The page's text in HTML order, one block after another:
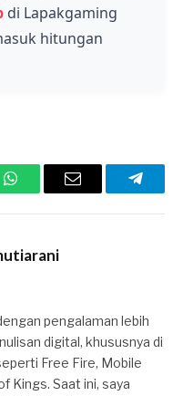
terjangkau.
di Lapakgaming
hitungan
WhatsAppEmail
pengalaman lebih
digital, khususnya di
Free Fire, Mobile
Kings. Saat ini, saya